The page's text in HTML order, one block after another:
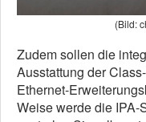
(Bild:
Zudem sollen die
Ausstattung der
Ethernet-
Weise werde die IPA-